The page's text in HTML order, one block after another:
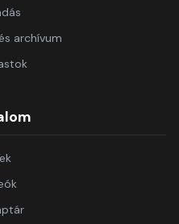
archívum